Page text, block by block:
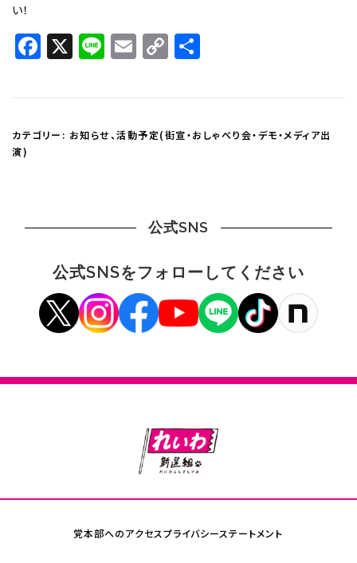
い！
Facebook
X LineEmail
Copy
Link
カテゴリー: お知らせ、活動予定(街宣・おしゃべり会・デモ・メディア出
演)
公式SNS
公式SNSをフォローしてください
党本部へのアクセスプライバシーステートメント